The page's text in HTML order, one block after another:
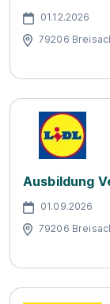
01.12.2026
79206
Ausbildung
01.09.2026
79206